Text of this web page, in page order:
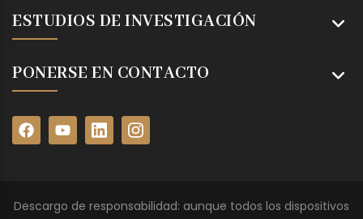
ESTUDIOS DE INVESTIGACIÓN
PONERSE EN CONTACTO
Descargo de responsabilidad: aunque todos los dispositivos